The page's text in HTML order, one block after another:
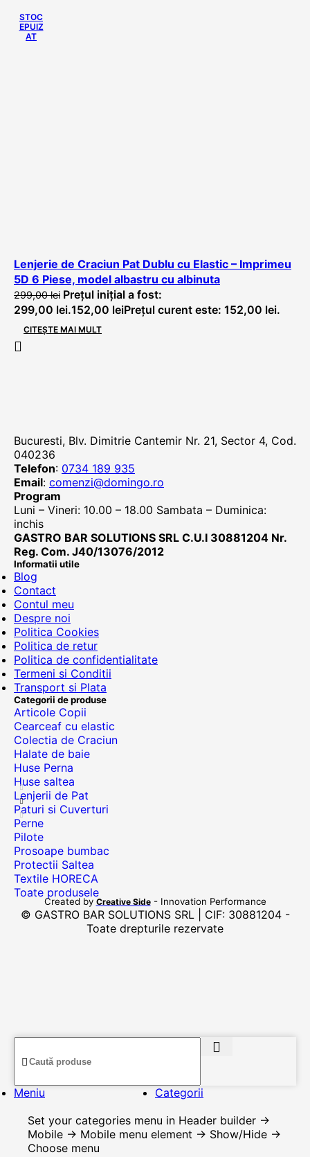
STOC
EPUIZ
AT
Lenjerie de Craciun Pat Dublu cu Elastic – Imprimeu
5D 6 Piese, model albastru cu albinuta
299,00lei Prețul inițial a fost:
299,00 lei.152,00 leiPrețul curent este: 152,00 lei.
CITEȘTE MAI MULT
Bucuresti, Blv. Dimitrie Cantemir Nr. 21, Sector 4, Cod.
040236
Telefon: 0734 189 935
Email: comenzi@domingo.ro
Program
Luni – Vineri: 10.00 – 18.00 Sambata – Duminica:
inchis
GASTRO BAR SOLUTIONS SRL C.U.I 30881204 Nr.
Reg. Com. J40/13076/2012
Informatii utile
Blog
Contact
Contul meu
Despre noi
Politica Cookies
Politica de retur
Politica de confidentialitate
Termeni si Conditii
Transport si Plata
Categorii de produse
Articole Copii
Cearceaf cu elastic
Colectia de Craciun
Halate de baie
Huse Perna
Huse saltea
Lenjerii de Pat
Paturi si Cuverturi
Perne
Pilote
Prosoape bumbac
Protectii Saltea
Textile HORECA
Toate produsele
Created by Creative Side- Innovation Performance
© GASTRO BAR SOLUTIONS SRL | CIF: 30881204 -
Toate drepturile rezervate
Meniu
Categorii
Set your categories menu in Header builder ->
Mobile -> Mobile menu element -> Show/Hide ->
Choose menu